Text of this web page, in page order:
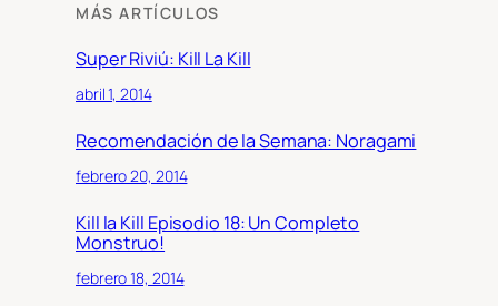
MÁS ARTÍCULOS
Super Riviú: Kill La Kill
abril 1, 2014
Recomendación de la Semana: Noragami
febrero 20, 2014
Kill la Kill Episodio 18: Un Completo
Monstruo!
febrero 18, 2014